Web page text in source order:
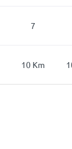
7
10 Km